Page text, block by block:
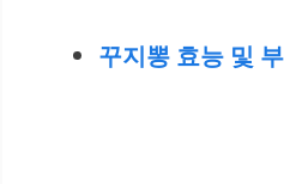
꾸지뽕 효능 및